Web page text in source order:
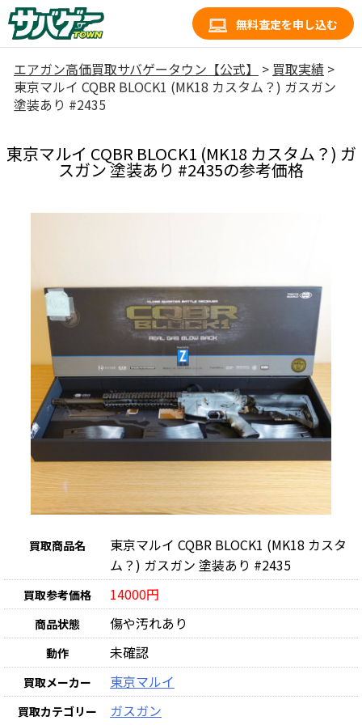
無料査定を申し込む
エアガン高価買取サバゲータウン【公式】 > 買取実績 >
東京マルイ CQBR BLOCK1 (MK18 カスタム？) ガスガン
塗装あり #2435
東京マルイ CQBR BLOCK1 (MK18 カスタム？) ガ
スガン 塗装あり #2435の参考価格
買取商品名
東京マルイ CQBR BLOCK1 (MK18 カスタ
ム？) ガスガン 塗装あり #2435
買取参考価格 14000円
商品状態 傷や汚れあり
動作 未確認
買取メーカー 東京マルイ
買取カテゴリー ガスガン